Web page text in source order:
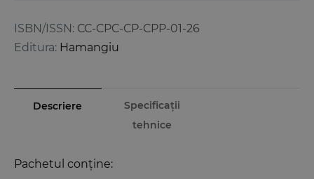
ISBN/ISSN: CC-CPC-CP-CPP-01-26
Editura: Hamangiu
Descriere
Specificații
tehnice
Pachetul conține: